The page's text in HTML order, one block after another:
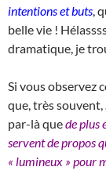
intentions et buts ,
belle vie !
dramatique, je
Si vous observez
que, très souvent,
par-là quede plus
servent de propos
« lumineux » pour